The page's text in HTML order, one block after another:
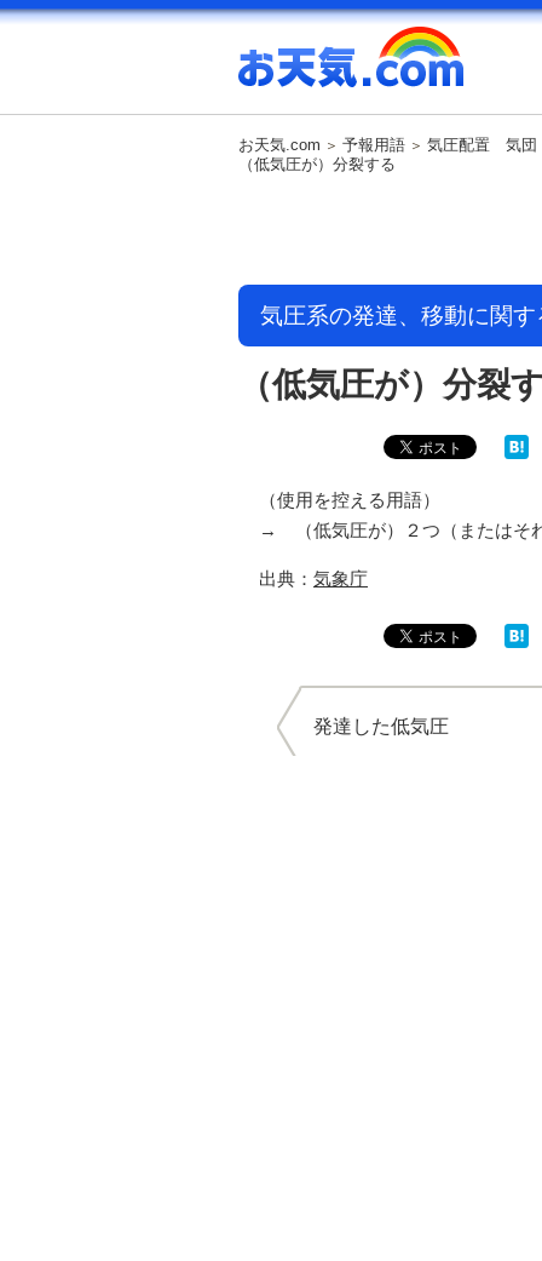
お天気.com 予報用語
気圧配置 気団
（低気圧が）分裂する
気圧系の発達、移動に関す
（低気圧が）分裂
（使用を控える用語）
→ （低気圧が）２つ（またはそ
出典： 気象庁
発達した低気圧